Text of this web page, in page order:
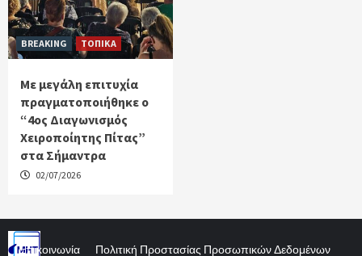
BREAKING ΤΟΠΙΚΑ
Με μεγάλη επιτυχία
πραγματοποιήθηκε ο
“4ος Διαγωνισμός
Χειροποίητης Πίτας”
στα Σήμαντρα
02/07/2026
Επικοινωνία Πολιτική Προστασίας Προσωπικών Δεδομένων